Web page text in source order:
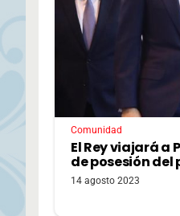
Comunidad
El Rey viajará
de posesión del
14 agosto 2023